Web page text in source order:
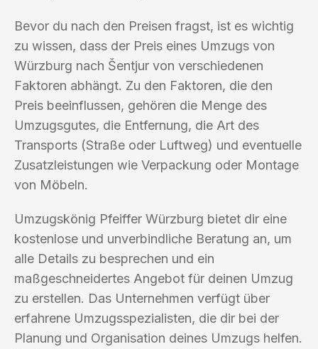
Bevor du nach den Preisen fragst, ist es wichtig
zu wissen, dass der Preis eines Umzugs von
Würzburg nach Šentjur von verschiedenen
Faktoren abhängt. Zu den Faktoren, die den
Preis beeinflussen, gehören die Menge des
Umzugsgutes, die Entfernung, die Art des
Transports (Straße oder Luftweg) und eventuelle
Zusatzleistungen wie Verpackung oder Montage
von Möbeln.
Umzugskönig Pfeiffer Würzburg bietet dir eine
kostenlose und unverbindliche Beratung an, um
alle Details zu besprechen und ein
maßgeschneidertes Angebot für deinen Umzug
zu erstellen. Das Unternehmen verfügt über
erfahrene Umzugsspezialisten, die dir bei der
Planung und Organisation deines Umzugs helfen.